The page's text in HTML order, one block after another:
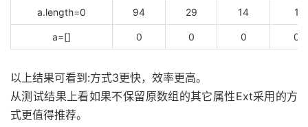
a.length=0 94 29 14 1
a=[] 0 0 0 0
以上结果可看到:方式3更快，效率更高。
从测试结果上看如果不保留原数组的其它属性Ext采用的方
式更值得推荐。